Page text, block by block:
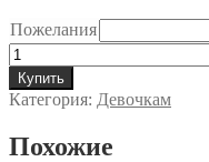
Пожелания
Количество
товара
Фотозона
№5.103
Купить
Категория: Девочкам
Похожие